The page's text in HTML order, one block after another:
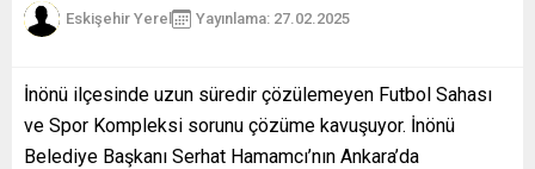
Eskişehir Yerel Yayınlama: 27.02.2025
İnönü ilçesinde uzun süredir çözülemeyen Futbol Sahası
ve Spor Kompleksi sorunu çözüme kavuşuyor. İnönü
Belediye Başkanı Serhat Hamamcı’nın Ankara’da